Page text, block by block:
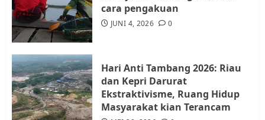
5
Tim Advokasi Desak BP Batam
Berhenti Merampas Tanah
cara pengakuan
JUNI 4, 2026 0
Hari Anti Tambang 2026: Riau
dan Kepri Darurat
Ekstraktivisme, Ruang Hidup
Masyarakat kian Terancam